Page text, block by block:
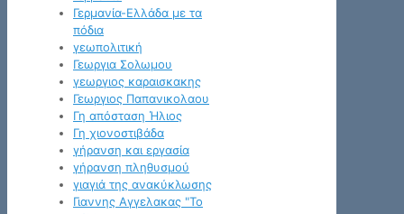
Γερμανία-Ελλάδα με τα
πόδια
γεωπολιτική
Γεωργια Σολωμου
γεωργιος καραισκακης
Γεωργιος Παπανικολαου
Γη απόσταση Ήλιος
Γη χιονοστιβάδα
γήρανση και εργασία
γήρανση πληθυσμού
γιαγιά της ανακύκλωσης
Γιαννης Αγγελακας "Το